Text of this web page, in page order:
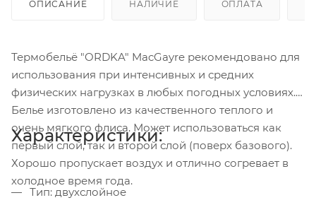
ОПИСАНИЕ НАЛИЧИЕ ОПЛАТА
Термобельё "ORDKA" MacGayre рекомендовано для
использования при интенсивных и средних
физических нагрузках в любых погодных условиях.
Белье изготовлено из качественного теплого и
очень мягкого флиса. Может использоваться как
первый слой, так и второй слой (поверх базового).
Хорошо пропускает воздух и отлично согревает в
холодное время года.
Характеристики:
Тип: двухслойное